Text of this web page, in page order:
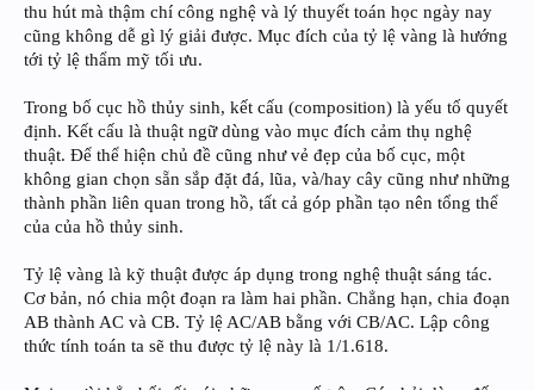
thu hút mà thậm chí công nghệ và lý thuyết toán học ngày nay
cũng không dễ gì lý giải được. Mục đích của tỷ lệ vàng là hướng
tới tỷ lệ thẩm mỹ tối ưu.
Trong bố cục hồ thủy sinh, kết cấu (composition) là yếu tố quyết
định. Kết cấu là thuật ngữ dùng vào mục đích cảm thụ nghệ
thuật. Để thể hiện chủ đề cũng như vẻ đẹp của bố cục, một
không gian chọn sẵn sắp đặt đá, lũa, và/hay cây cũng như những
thành phần liên quan trong hồ, tất cả góp phần tạo nên tổng thể
của của hồ thủy sinh.
Tỷ lệ vàng là kỹ thuật được áp dụng trong nghệ thuật sáng tác.
Cơ bản, nó chia một đoạn ra làm hai phần. Chẳng hạn, chia đoạn
AB thành AC và CB. Tỷ lệ AC/AB bằng với CB/AC. Lập công
thức tính toán ta sẽ thu được tỷ lệ này là 1/1.618.